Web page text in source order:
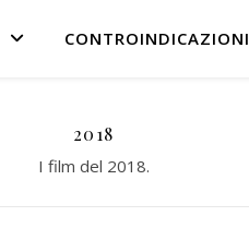
CONTROINDICAZIONI
2018
I film del 2018.